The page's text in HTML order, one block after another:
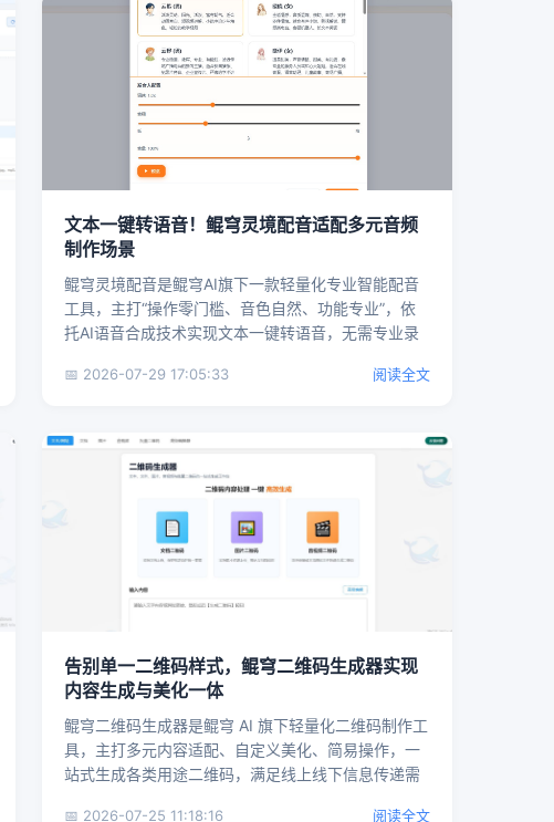
文本一键转语音！鲲穹灵境配音适配多元音频
制作场景
鲲穹灵境配音是鲲穹AI旗下一款轻量化专业智能配音
工具，主打“操作零门槛、音色自然、功能专业”，依
托AI语音合成技术实现文本一键转语音，无需专业录
📅 2026-07-29 17:05:33 阅读全文
告别单一二维码样式，鲲穹二维码生成器实现
内容生成与美化一体
鲲穹二维码生成器是鲲穹 AI 旗下轻量化二维码制作工
具，主打多元内容适配、自定义美化、简易操作，一
站式生成各类用途二维码，满足线上线下信息传递需
📅 2026-07-25 11:18:16 阅读全文